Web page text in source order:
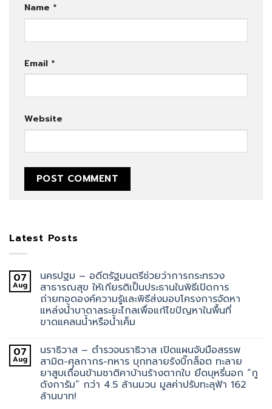
Name *
Email *
Website
Latest Posts
07
Aug
นครปฐม – อดีตรัฐมนตรีช่วยว่าการกระทรวง
สาธารณสุข ให้เกียรติเป็นประธานในพิธีเปิดการ
ถ่ายทอดองค์ความรู้และพิธีส่งมอบโครงการจัดหา
แหล่งน้ำบาดาลระยะไกลเพื่อแก้ไขปัญหาในพื้นที่
ขาดแคลนน้ำหรือน้ำเค็ม
07
Aug
นราธิวาส – ตำรวจนราธิวาส เปิดแผนจับมือสรรพ
สามิต-ศุลกากร-ทหาร บุกทลายรังบิ๊กล็อต ทะลาย
ยาสูบเถื่อนข้ามชาติคาบ้านร้างตากใบ ยึดบุหรี่นอก “กู
ดังการัม” กว่า 4.5 ล้านมวน มูลค่าปรับทะลุฟ้า 162
ล้านบาท!